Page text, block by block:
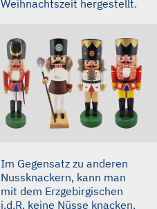
Weihnachtszeit hergestellt.
Im Gegensatz zu anderen
Nussknackern, kann man
mit dem Erzgebirgischen
i.d.R. keine Nüsse knacken.